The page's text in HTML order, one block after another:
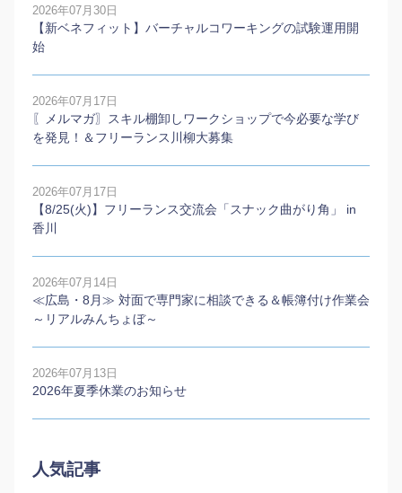
2026年07月30日
【新ベネフィット】バーチャルコワーキングの試験運用開
始
2026年07月17日
〖メルマガ〗スキル棚卸しワークショップで今必要な学び
を発見！＆フリーランス川柳大募集
2026年07月17日
【8/25(火)】フリーランス交流会「スナック曲がり角」 in
香川
2026年07月14日
≪広島・8月≫ 対面で専門家に相談できる＆帳簿付け作業会
～リアルみんちょぼ～
2026年07月13日
2026年夏季休業のお知らせ
人気記事